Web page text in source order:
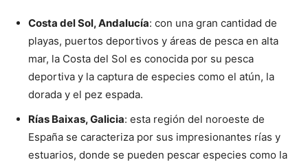
Costa del Sol, Andalucía: con una gran cantidad de
playas, puertos deportivos y áreas de pesca en alta
mar, la Costa del Sol es conocida por su pesca
deportiva y la captura de especies como el atún, la
dorada y el pez espada.
Rías Baixas, Galicia: esta región del noroeste de
España se caracteriza por sus impresionantes rías y
estuarios, donde se pueden pescar especies como la